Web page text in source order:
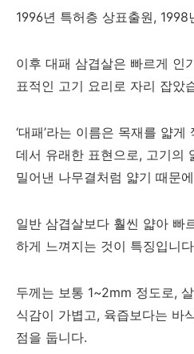
1996년 특허층 상표출원,
이후 대패 삼겹살은 빠르게 인
표적인 고기 요리로 자리 잡았
‘대패’라는 이름은 목재를 얇
데서 유래한 표현으로, 고기의
밀어낸 나무결처럼 얇기 때문
일반 삼겹살보다 훨씬 얇아 빠
하게 느껴지는 것이 특징입니
두께는 보통 1~2mm 정도로,
식감이 가볍고, 육즙보다는 바
점을 둡니다.